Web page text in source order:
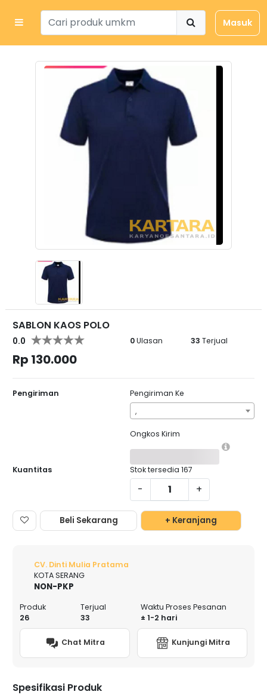
Masuk
SABLON KAOS POLO
0.0 0Ulasan 33 Terjual
Rp 130.000
Pengiriman
Pengiriman Ke
,
Ongkos Kirim
Kuantitas Stok tersedia 167
- +
Beli Sekarang + Keranjang
CV. Dinti Mulia Pratama
KOTA SERANG
NON-PKP
Produk
26
Terjual
33
Waktu Proses Pesanan
± 1-2 hari
Chat Mitra Kunjungi Mitra
Spesifikasi Produk